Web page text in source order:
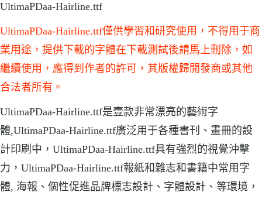
UltimaPDaa-Hairline.ttf
UltimaPDaa-Hairline.ttf僅供學習和研究使用，不得用于商
業用途，提供下載的字體在下載測試後請馬上刪除，如
繼續使用，應得到作者的許可，其版權歸開發商或其他
合法者所有。
UltimaPDaa-Hairline.ttf是壹款非常漂亮的藝術字
體,UltimaPDaa-Hairline.ttf廣泛用于各種書刊、畫冊的設
計印刷中，UltimaPDaa-Hairline.ttf具有強烈的視覺沖擊
力，UltimaPDaa-Hairline.ttf報紙和雜志和書籍中常用字
體, 海報、個性促進品牌標志設計、字體設計、等環境，